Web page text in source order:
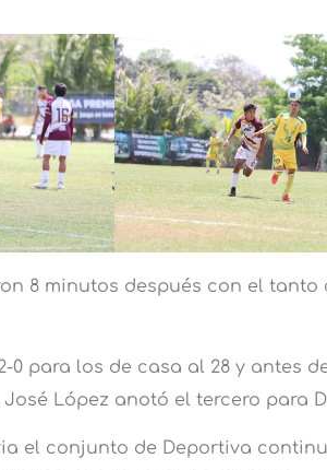
8 minutos después con el tanto
0 para los de casa al 28 y antes
López anotó el tercero para
el conjunto de Deportiva